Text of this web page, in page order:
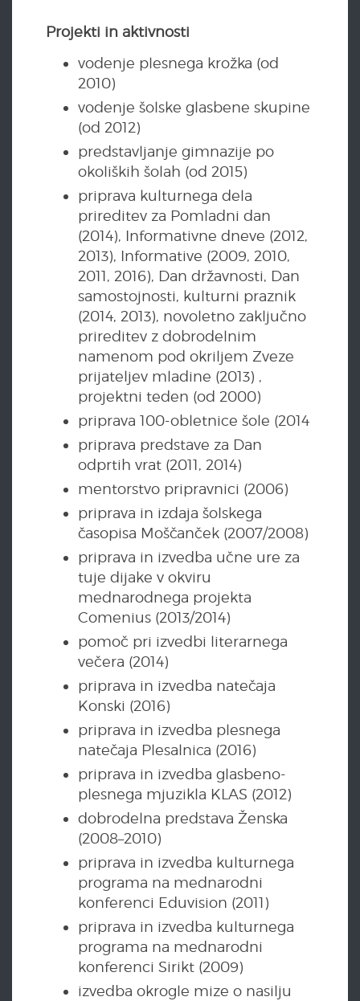
Projekti in aktivnosti
vodenje plesnega krožka (od
2010)
vodenje šolske glasbene skupine
(od 2012)
predstavljanje gimnazije po
okoliških šolah (od 2015)
priprava kulturnega dela
prireditev za Pomladni dan
(2014), Informativne dneve (2012,
2013), Informative (2009, 2010,
2011, 2016), Dan državnosti, Dan
samostojnosti, kulturni praznik
(2014, 2013), novoletno zaključno
prireditev z dobrodelnim
namenom pod okriljem Zveze
prijateljev mladine (2013) ,
projektni teden (od 2000)
priprava 100-obletnice šole (2014
priprava predstave za Dan
odprtih vrat (2011, 2014)
mentorstvo pripravnici (2006)
priprava in izdaja šolskega
časopisa Moščanček (2007/2008)
priprava in izvedba učne ure za
tuje dijake v okviru
mednarodnega projekta
Comenius (2013/2014)
pomoč pri izvedbi literarnega
večera (2014)
priprava in izvedba natečaja
Konski (2016)
priprava in izvedba plesnega
natečaja Plesalnica (2016)
priprava in izvedba glasbeno-
plesnega mjuzikla KLAS (2012)
dobrodelna predstava Ženska
(2008–2010)
priprava in izvedba kulturnega
programa na mednarodni
konferenci Eduvision (2011)
priprava in izvedba kulturnega
programa na mednarodni
konferenci Sirikt (2009)
izvedba okrogle mize o nasilju